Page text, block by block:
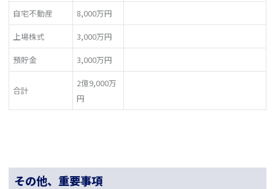
自宅不動産
8,000万円
上場株式
3,000万円
預貯金
3,000万円
合計
2億9,000万
円
その他、重要事項